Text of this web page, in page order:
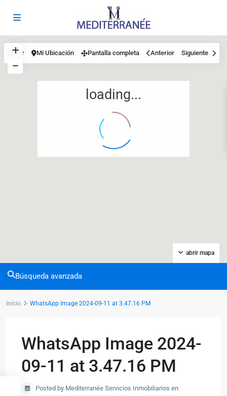
12
loading...
abrir mapa
Ver Mi Ubicación Pantalla completa Anterior Siguiente
Búsqueda avanzada
Inicio WhatsApp Image 2024-09-11 at 3.47.16 PM
WhatsApp Image 2024-
09-11 at 3.47.16 PM
Posted by Mediterranée Servicios Inmobiliarios en